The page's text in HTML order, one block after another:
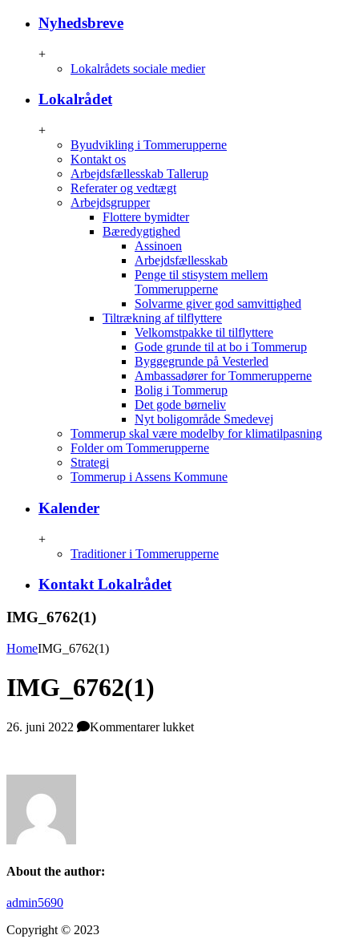
Nyhedsbreve
+
Lokalrådets sociale medier
Lokalrådet
+
Byudvikling i Tommerupperne
Kontakt os
Arbejdsfællesskab Tallerup
Referater og vedtægt
Arbejdsgrupper
Flottere bymidter
Bæredygtighed
Assinoen
Arbejdsfællesskab
Penge til stisystem mellem
Tommerupperne
Solvarme giver god samvittighed
Tiltrækning af tilflyttere
Velkomstpakke til tilflyttere
Gode grunde til at bo i Tommerup
Byggegrunde på Vesterled
Ambassadører for Tommerupperne
Bolig i Tommerup
Det gode børneliv
Nyt boligområde Smedevej
Tommerup skal være modelby for klimatilpasning
Folder om Tommerupperne
Strategi
Tommerup i Assens Kommune
Kalender
+
Traditioner i Tommerupperne
Kontakt Lokalrådet
IMG_6762(1)
HomeIMG_6762(1)
IMG_6762(1)
26. juni 2022 Kommentarer lukkettil
About the author:
admin5690
Copyright © 2023